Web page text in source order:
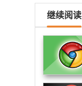
继续阅读